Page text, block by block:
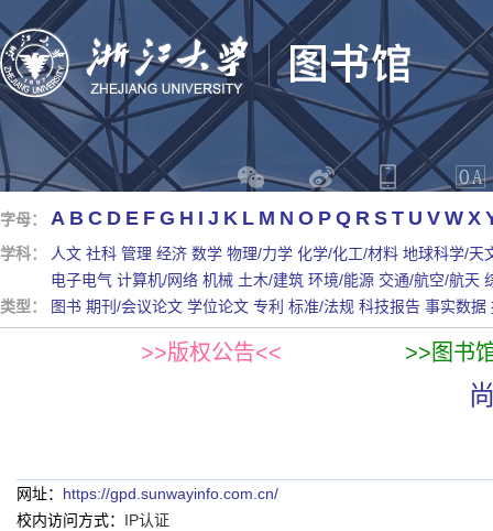
字母： A B C D E F G H I J K L M N O P Q R S T U V W X
学科： 人文 社科 管理 经济 数学 物理/力学 化学/化工/材料 地球科学/天
电子电气 计算机/网络 机械 土木/建筑 环境/能源 交通/航空/航天
类型：
图书 期刊/会议论文 学位论文 专利 标准/法规 科技报告 事实数据
>>版权公告<< >>图书
网址： https://gpd.sunwayinfo.com.cn/
校内访问方式： IP认证